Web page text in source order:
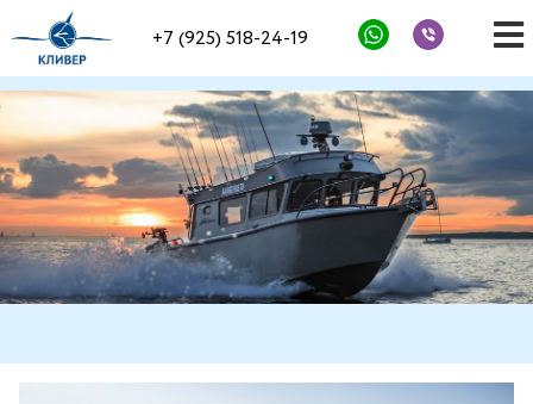
+7 (925) 518-24-19